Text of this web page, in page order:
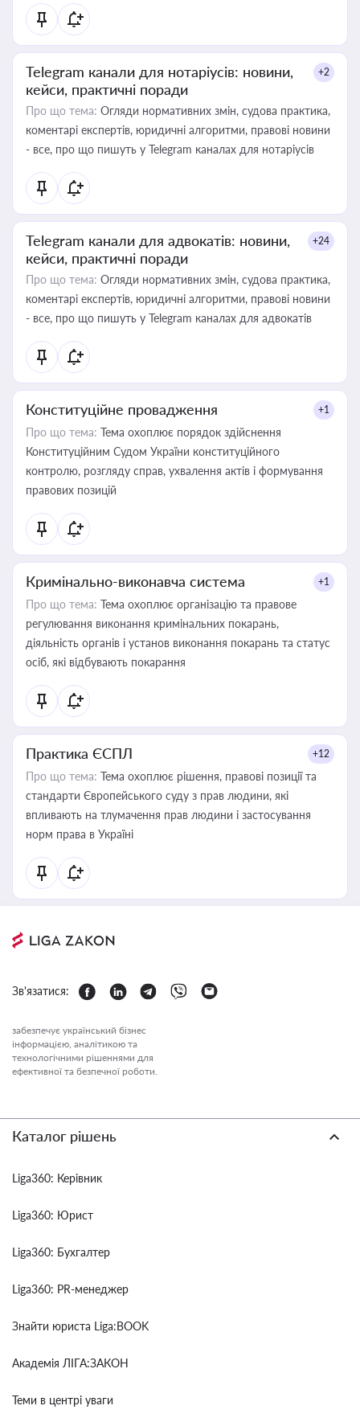
Telegram канали для нотаріусів: новини,
кейси, практичні поради
+2
Про що тема: Огляди нормативних змін, судова практика,
коментарі експертів, юридичні алгоритми, правові новини
- все, про що пишуть у Telegram каналах для нотаріусів
Telegram канали для адвокатів: новини,
кейси, практичні поради
+24
Про що тема: Огляди нормативних змін, судова практика,
коментарі експертів, юридичні алгоритми, правові новини
- все, про що пишуть у Telegram каналах для адвокатів
Конституційне провадження +1
Про що тема: Тема охоплює порядок здійснення
Конституційним Судом України конституційного
контролю, розгляду справ, ухвалення актів і формування
правових позицій
Кримінально-виконавча система +1
Про що тема: Тема охоплює організацію та правове
регулювання виконання кримінальних покарань,
діяльність органів і установ виконання покарань та статус
осіб, які відбувають покарання
Практика ЄСПЛ +12
Про що тема: Тема охоплює рішення, правові позиції та
стандарти Європейського суду з прав людини, які
впливають на тлумачення прав людини і застосування
норм права в Україні
Зв'язатися:
забезпечує український бізнес
інформацією, аналітикою та
технологічними рішеннями для
ефективної та безпечної роботи.
Каталог рішень
Liga360: Керівник
Liga360: Юрист
Liga360: Бухгалтер
Liga360: PR-менеджер
Знайти юриста Liga:BOOK
Академія ЛІГА:ЗАКОН
Теми в центрі уваги